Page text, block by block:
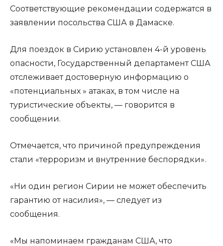
Соответствующие рекомендации содержатся в
заявлении посольства США в Дамаске.
Для поездок в Сирию установлен 4-й уровень
опасности, Государственный департамент США
отслеживает достоверную информацию о
«потенциальных » атаках, в том числе на
туристические объекты, — говорится в
сообщении.
Отмечается, что причиной предупреждения
стали «терроризм и внутренние беспорядки».
«Ни один регион Сирии не может обеспечить
гарантию от насилия», — следует из
сообщения.
«Мы напоминаем гражданам США, что